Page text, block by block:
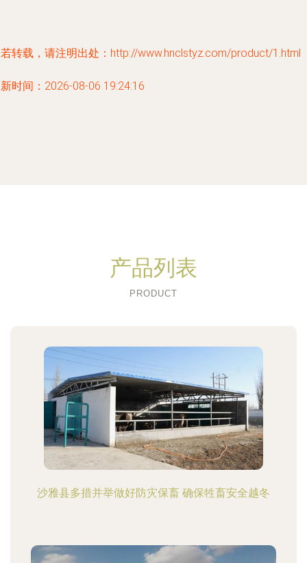
转载，请注明出处：http://www.hnclstyz.com/product/1.html
时间：2026-08-06 19:24:16
产品列表
PRODUCT
沙雅县多措并举做好防灾保畜 确保牲畜安全越冬